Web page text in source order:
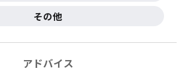
その他
アドバイス